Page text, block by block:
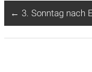
← 3. Sonntag nach